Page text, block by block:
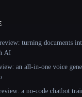
turning documents
AI
an all-in-one voice
a no-code chatbot